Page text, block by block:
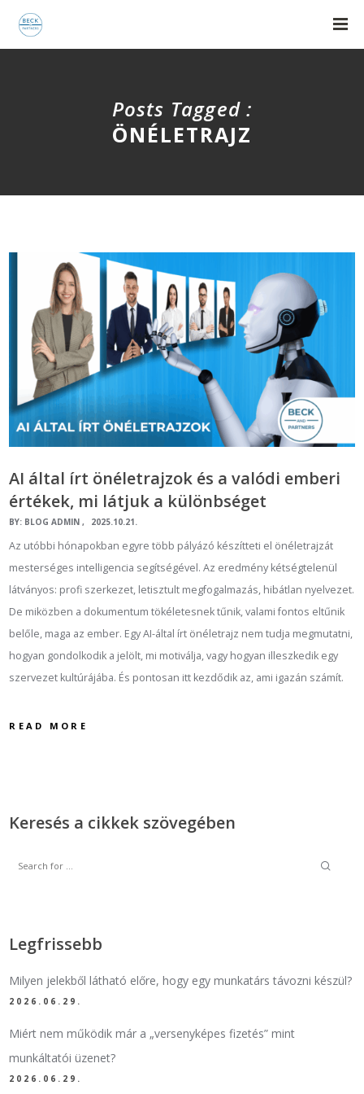
Posts Tagged :
ÖNÉLETRAJZ
AI által írt önéletrajzok és a valódi emberi
értékek, mi látjuk a különbséget
BY: BLOG ADMIN 2025.10.21.
Az utóbbi hónapokban egyre több pályázó készítteti el önéletrajzát
mesterséges intelligencia segítségével. Az eredmény kétségtelenül
látványos: profi szerkezet, letisztult megfogalmazás, hibátlan nyelvezet.
De miközben a dokumentum tökéletesnek tűnik, valami fontos eltűnik
belőle, maga az ember. Egy AI-által írt önéletrajz nem tudja megmutatni,
hogyan gondolkodik a jelölt, mi motiválja, vagy hogyan illeszkedik egy
szervezet kultúrájába. És pontosan itt kezdődik az, ami igazán számít.
READ MORE
Keresés a cikkek szövegében
Legfrissebb
Milyen jelekből látható előre, hogy egy munkatárs távozni készül?
2026.06.29.
Miért nem működik már a „versenyképes fizetés” mint
munkáltatói üzenet?
2026.06.29.